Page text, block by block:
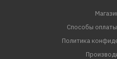
Способы
Политика